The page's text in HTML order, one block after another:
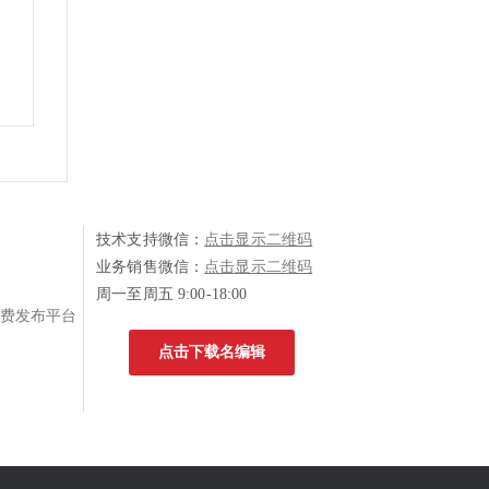
发布平台
技术支持微信： 点击显示二维码
业务销售微信： 点击显示二维码
周一至周五 9:00-18:00
点击下载名编辑